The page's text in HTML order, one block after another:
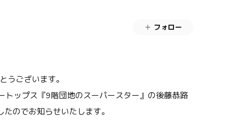
フォロー
うございます。
トップス『9階団地のスーパースター』の後藤恭路
のでお知らせいたします。